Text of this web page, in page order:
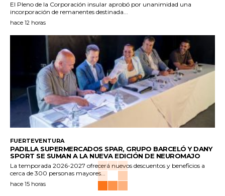
El Pleno de la Corporación insular aprobó por unanimidad una
incorporación de remanentes destinada...
hace 12 horas
FUERTEVENTURA
PADILLA SUPERMERCADOS SPAR, GRUPO BARCELÓ Y DANY
SPORT SE SUMAN A LA NUEVA EDICIÓN DE NEUROMAJO
La temporada 2026-2027 ofrecerá nuevos descuentos y beneficios a
cerca de 300 personas mayores...
hace 15 horas